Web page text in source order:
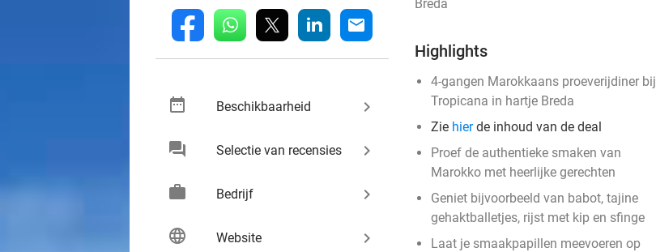
fb whatsapp linkedin mail
date_range Beschikbaarheid keyboard_arrow_right
chat Selectie van recensies keyboard_arrow_right
work Bedrijf keyboard_arrow_right
language Website keyboard_arrow_right
Breda
Highlights
4-gangen Marokkaans proeverijdiner bij
Tropicana in hartje Breda
Zie hierde inhoud van de deal
Proef de authentieke smaken van
Marokko met heerlijke gerechten
Geniet bijvoorbeeld van babot, tajine
gehaktballetjes, rijst met kip en sfinge
Laat je smaakpapillen meevoeren op